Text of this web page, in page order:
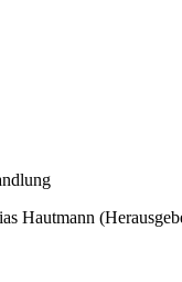
Hautmann